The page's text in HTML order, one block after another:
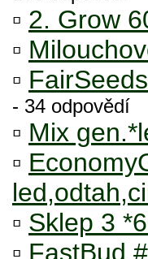
▫ 2. Grow
▫
▫
- 34 odpovědí
▫ Mix
▫
▫ Sklep 3
▫ FastBud